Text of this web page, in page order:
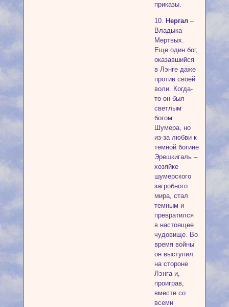
приказы.
10. Нергал–
Владыка
Мертвых.
Еще один бог,
оказавшийся
в Лэнге даже
против своей
воли. Когда-
то он был
светлым
богом
Шумера, но
из-за любви к
темной богине
Эрешкигаль –
хозяйке
шумерского
загробного
мира, стал
темным и
превратился
в настоящее
чудовище. Во
время войны
он выступил
на стороне
Лэнга и,
проиграв,
вместе со
всеми